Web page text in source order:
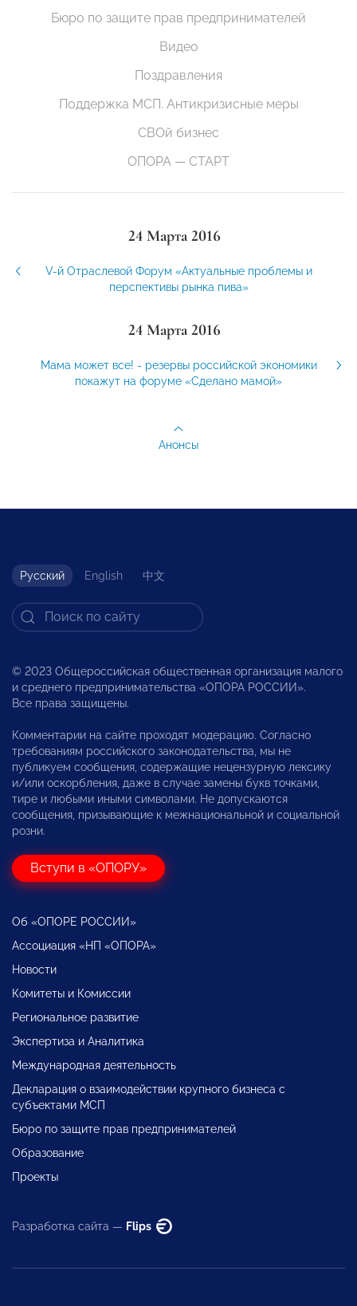
Бюро по защите прав предпринимателей
Видео
Поздравления
Поддержка МСП. Антикризисные меры
СВОй бизнес
ОПОРА — СТАРТ
24 Марта 2016
V-й Отраслевой Форум «Актуальные проблемы и
перспективы рынка пива»
24 Марта 2016
Мама может все! - резервы российской экономики
покажут на форуме «Сделано мамой»
Анонсы
Русский English 中文
© 2023 Общероссийская общественная организация малого
и среднего предпринимательства «ОПОРА РОССИИ».
Все права защищены.
Комментарии на сайте проходят модерацию. Согласно
требованиям российского законодательства, мы не
публикуем сообщения, содержащие нецензурную лексику
и/или оскорбления, даже в случае замены букв точками,
тире и любыми иными символами. Не допускаются
сообщения, призывающие к межнациональной и социальной
розни.
Вступи в «ОПОРУ»
Об «ОПОРЕ РОССИИ»
Ассоциация «НП «ОПОРА»
Новости
Комитеты и Комиссии
Региональное развитие
Экспертиза и Аналитика
Международная деятельность
Декларация о взаимодействии крупного бизнеса с
субъектами МСП
Бюро по защите прав предпринимателей
Образование
Проекты
Разработка сайта — Flips